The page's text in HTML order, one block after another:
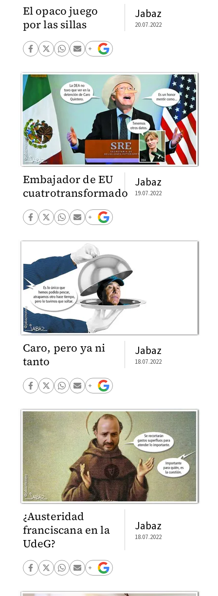
El opaco juego
por las sillas
Jabaz
20.07.2022
Embajador de EU
cuatrotransformado
Jabaz
19.07.2022
Caro, pero ya ni
tanto
Jabaz
18.07.2022
¿Austeridad
franciscana en la
UdeG?
Jabaz
18.07.2022